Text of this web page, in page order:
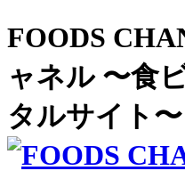
FOODS
ャネル 〜食
タルサイト〜